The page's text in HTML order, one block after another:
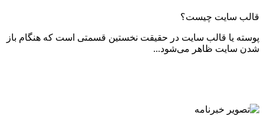
قالب سایت چیست؟
پوسته یا قالب سایت در حقیقت نخستین قسمتی است که هنگام باز
شدن سایت ظاهر می‌شود...